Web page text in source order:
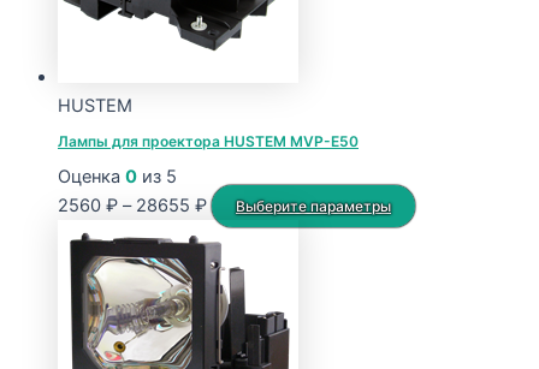
HUSTEM
Лампы для проектора HUSTEM MVP-E50
Оценка 0 из 5
2560 ₽ – 28655 ₽Диапазон
цен:
2560 ₽
28655 ₽
Выберите параметры
Этот